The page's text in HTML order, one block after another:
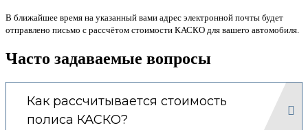
В ближайшее время на указанный вами адрес электронной почты будет
отправлено письмо с рассчётом стоимости КАСКО для вашего автомобиля.
Часто задаваемые вопросы
Как рассчитывается стоимость
полиса КАСКО?